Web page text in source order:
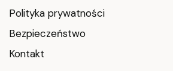
Polityka prywatności
Bezpieczeństwo
Kontakt